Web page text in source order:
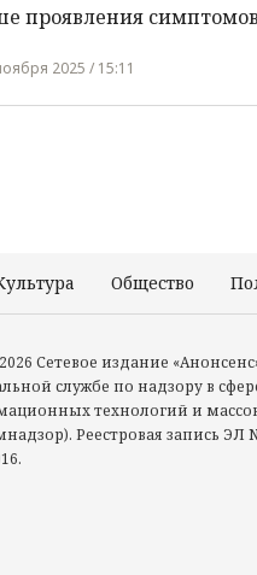
проявления симптомов
2025 / 15:11
Общество
Сетевое издание
службе по надзору в
технологий и
Реестровая запись ЭЛ